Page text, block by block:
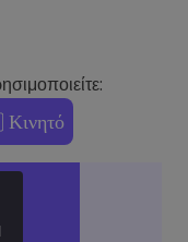
Κινητό